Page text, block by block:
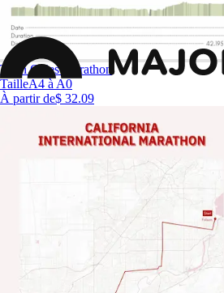
Twin Cities Marathon
TailleA4 à A0
À partir de$ 32.09